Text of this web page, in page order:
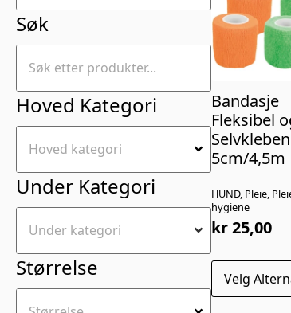
Søk
Hoved Kategori
Under Kategori
Størrelse
HUND, Pleie,
hygiene
Bandasje
Fleksibel
5cm/4,5m
kr25,00
Velg
Dette
produktet
har